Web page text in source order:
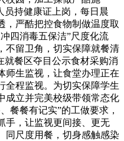
员持健康证上岗，每日晨
，严酷把控食物制做温度取
四消毒五保洁”尺度化流
不留卫角，切实保障就餐清
就餐区夺目公示食材采购消
师生监视，让食堂办理正在
全程监视。为切实保障学生
成立并完美校级带领常态化
餐餐有记实”的工做要求，
手，让监视更间接、更无
同尺度用餐，切身感触感染